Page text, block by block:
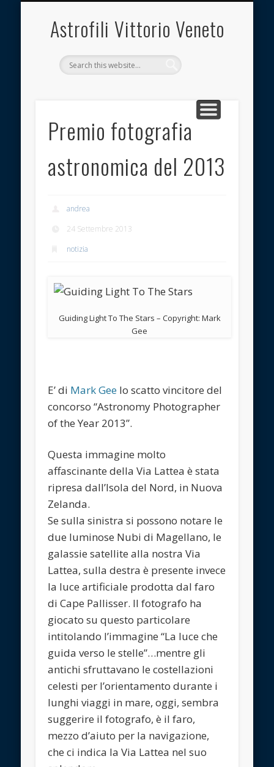
Astrofili Vittorio Veneto
Premio fotografia
astronomica del 2013
andrea
24 Settembre 2013
notizia
Guiding Light To The Stars – Copyright: Mark
Gee
E’ di Mark Gee lo scatto vincitore del
concorso “Astronomy Photographer
of the Year 2013”.
Questa immagine molto
affascinante della Via Lattea è stata
ripresa dall’Isola del Nord, in Nuova
Zelanda.
Se sulla sinistra si possono notare le
due luminose Nubi di Magellano, le
galassie satellite alla nostra Via
Lattea, sulla destra è presente invece
la luce artificiale prodotta dal faro
di Cape Pallisser. Il fotografo ha
giocato su questo particolare
intitolando l’immagine “La luce che
guida verso le stelle”…mentre gli
antichi sfruttavano le costellazioni
celesti per l’orientamento durante i
lunghi viaggi in mare, oggi, sembra
suggerire il fotografo, è il faro,
mezzo d’aiuto per la navigazione,
che ci indica la Via Lattea nel suo